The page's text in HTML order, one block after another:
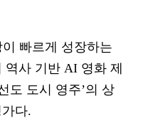
빠르게 성장하는
사 기반 AI 영화 제
도 도시 영주’의 상
다.